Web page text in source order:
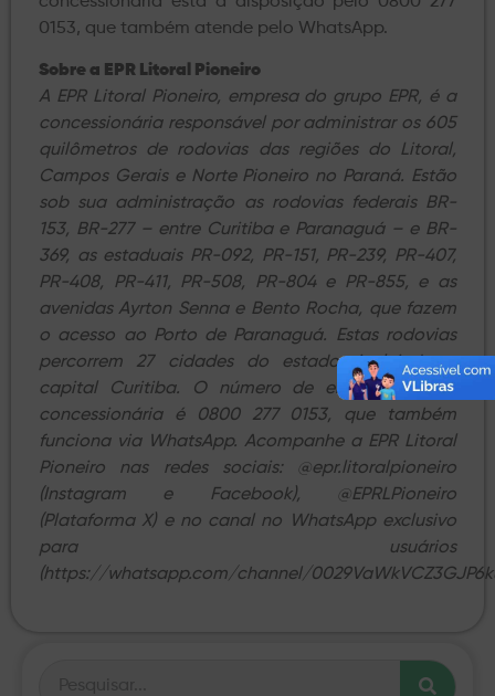
0153, que também atende pelo WhatsApp.
Sobre a EPR Litoral Pioneiro
A EPR Litoral Pioneiro, empresa do grupo EPR, é a
concessionária responsável por administrar os 605
quilômetros de rodovias das regiões do Litoral,
Campos Gerais e Norte Pioneiro no Paraná. Estão
sob sua administração as rodovias federais BR-
153, BR-277 – entre Curitiba e Paranaguá – e BR-
369, as estaduais PR-092, PR-151, PR-239, PR-407,
PR-408, PR-411, PR-508, PR-804 e PR-855, e as
avenidas Ayrton Senna e Bento Rocha, que fazem
o acesso ao Porto de Paranaguá. Estas rodovias
percorrem 27 cidades do estado, incluindo a
capital Curitiba. O número de emergência da
concessionária é 0800 277 0153, que também
funciona via WhatsApp. Acompanhe a EPR Litoral
Pioneiro nas redes sociais: @epr.litoralpioneiro
(Instagram e Facebook), @EPRLPioneiro
(Plataforma X) e no canal no WhatsApp exclusivo
para usuários
(https://whatsapp.com/channel/